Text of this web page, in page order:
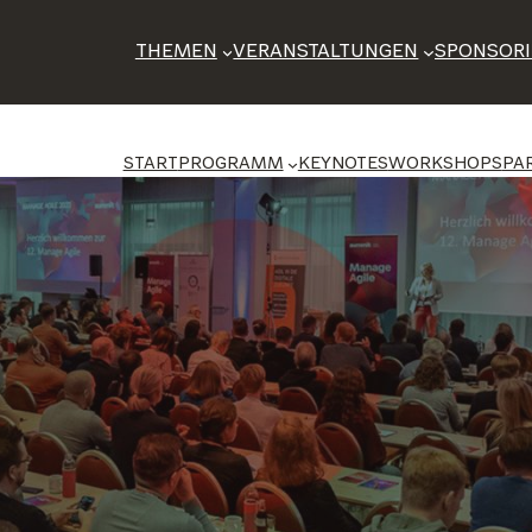
THEMEN VERANSTALTUNGEN
START PROGRAMM KEYNOTESWORKSHOPS